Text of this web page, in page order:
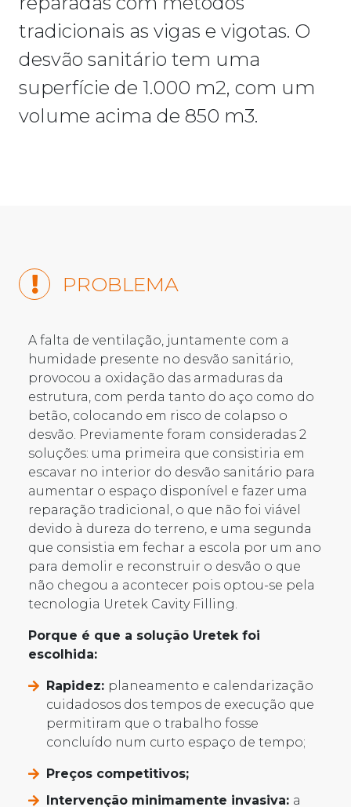
tradicionais as vigas e vigotas. O
desvão sanitário tem uma
superfície de 1.000 m2, com um
volume acima de 850 m3.
PROBLEMA
A falta de ventilação, juntamente com a
humidade presente no desvão sanitário,
provocou a oxidação das armaduras da
estrutura, com perda tanto do aço como do
betão, colocando em risco de colapso o
desvão. Previamente foram consideradas 2
soluções: uma primeira que consistiria em
escavar no interior do desvão sanitário para
aumentar o espaço disponível e fazer uma
reparação tradicional, o que não foi viável
devido à dureza do terreno, e uma segunda
que consistia em fechar a escola por um ano
para demolir e reconstruir o desvão o que
não chegou a acontecer pois optou-se pela
tecnologia Uretek Cavity Filling.
Porque é que a solução Uretek foi
escolhida:
Rapidez: planeamento e calendarização
cuidadosos dos tempos de execução que
permitiram que o trabalho fosse
concluído num curto espaço de tempo;
Preços competitivos;
Intervenção minimamente invasiva: a